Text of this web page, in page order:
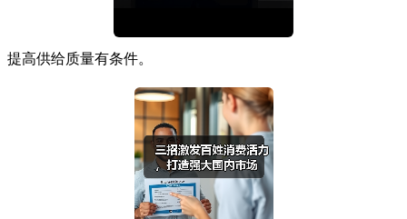
提高供给质量有条件。